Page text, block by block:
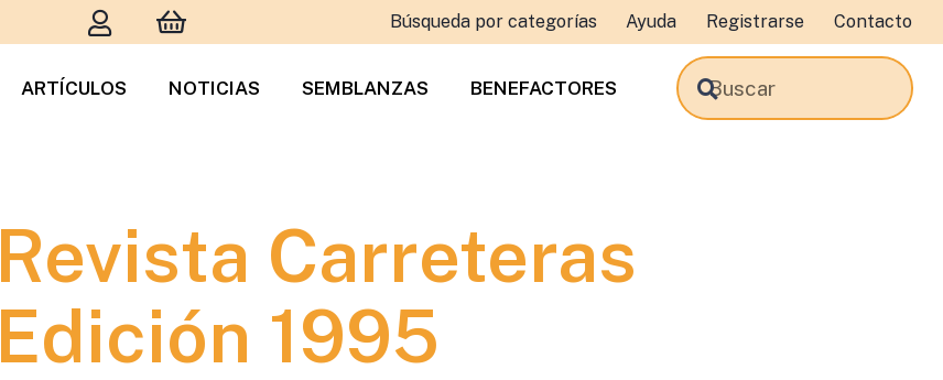
Búsqueda por categorías Ayuda Registrarse Contacto
ARTÍCULOS NOTICIAS SEMBLANZAS BENEFACTORES
Revista Carreteras
Edición 1995